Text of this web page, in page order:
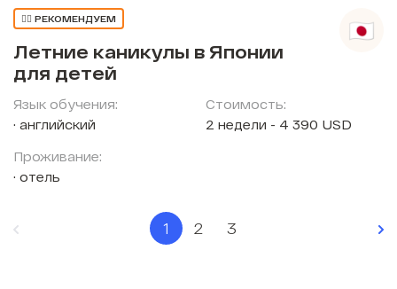
👍🏼 РЕКОМЕНДУЕМ
Летние каникулы в Японии
для детей
Язык обучения:
английский
Проживание:
отель
Стоимость:
2 недели - 4 390 USD
1 2 3